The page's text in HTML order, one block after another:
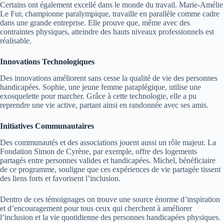
Certains ont également excellé dans le monde du travail. Marie-Amélie
Le Fur, championne paralympique, travaille en parallèle comme cadre
dans une grande entreprise. Elle prouve que, même avec des
contraintes physiques, atteindre des hauts niveaux professionnels est
réalisable.
Innovations Technologiques
Des innovations améliorent sans cesse la qualité de vie des personnes
handicapées. Sophie, une jeune femme paraplégique, utilise une
exosquelette pour marcher. Grâce à cette technologie, elle a pu
reprendre une vie active, partant ainsi en randonnée avec ses amis.
Initiatives Communautaires
Des communautés et des associations jouent aussi un rôle majeur. La
Fondation Simon de Cyrène, par exemple, offre des logements
partagés entre personnes valides et handicapées. Michel, bénéficiaire
de ce programme, souligne que ces expériences de vie partagée tissent
des liens forts et favorisent l’inclusion.
Dentro de ces témoignages on trouve une source énorme d’inspiration
et d’encouragement pour tous ceux qui cherchent à améliorer
l’inclusion et la vie quotidienne des personnes handicapées physiques.